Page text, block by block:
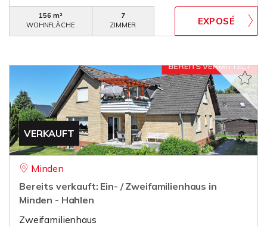
156 m²
WOHNFLÄCHE
7
ZIMMER
VERKAUFT
Minden
Bereits verkauft: Ein- / Zweifamilienhaus in
Minden - Hahlen
Zweifamilienhaus